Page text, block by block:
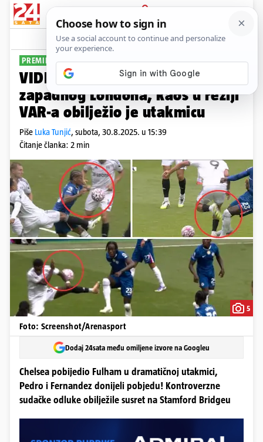
PRIJAVA
Sport Komentari
PREMIER LIGA
VIDEO Chelsea slavio u derbiju
zapadnog Londona, kaos u režiji
VAR-a obilježio je utakmicu
Piše Luka Tunjić, subota, 30.8.2025. u 15:39
Čitanje članka: 2 min
5
Foto: Screenshot/Arenasport
Dodaj 24sata među omiljene izvore na Googleu
Chelsea pobijedio Fulham u dramatičnoj utakmici,
Pedro i Fernandez donijeli pobjedu! Kontroverzne
sudačke odluke obilježile susret na Stamford Bridgeu